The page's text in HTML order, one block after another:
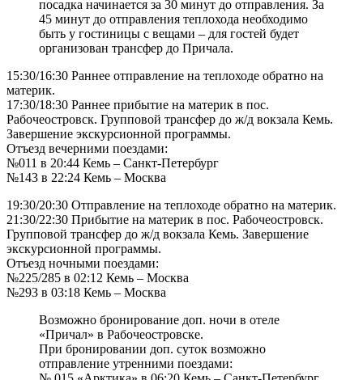
посадка начинается за 30 минут до отправления. За
45 минут до отправления теплохода необходимо
быть у гостиницы с вещами – для гостей будет
организован трансфер до Причала.
15:30/16:30 Раннее отправление на теплоходе обратно на
материк.
17:30/18:30 Раннее прибытие на материк в пос.
Рабочеостровск. Групповой трансфер до ж/д вокзала Кемь.
Завершение экскурсионной программы.
Отъезд вечерними поездами:
№011 в 20:44 Кемь – Санкт-Петербург
№143 в 22:24 Кемь – Москва
19:30/20:30 Отправление на теплоходе обратно на материк.
21:30/22:30 Прибытие на материк в пос. Рабочеостровск.
Групповой трансфер до ж/д вокзала Кемь. Завершение
экскурсионной программы.
Отъезд ночными поездами:
№225/285 в 02:12 Кемь – Москва
№293 в 03:18 Кемь – Москва
Возможно бронирование доп. ночи в отеле
«Причал» в Рабочеостровске.
При бронировании доп. суток возможно
отправление утренними поездами: